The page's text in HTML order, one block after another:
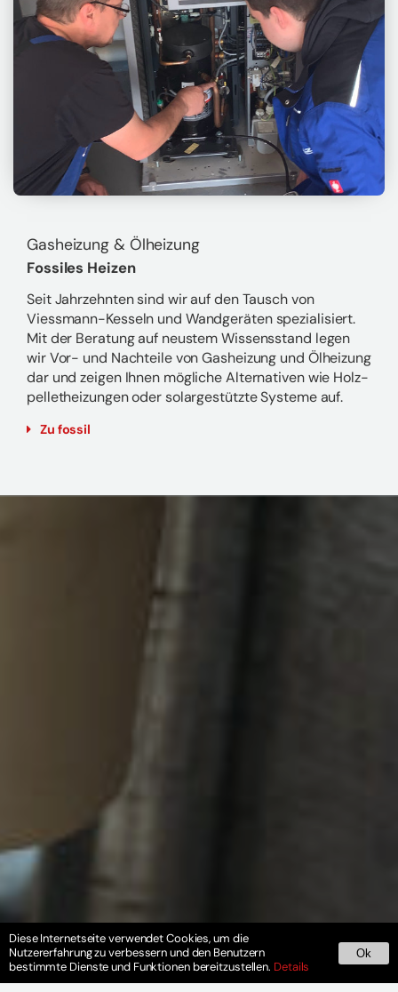
Gas­hei­zung & Öl­hei­zung
Fos­si­les Hei­zen
Seit Jahr­zehn­ten sind wir auf den Tausch von
Viessmann-​Kesseln und Wand­ge­rä­ten spe­zia­li­siert.
Mit der Be­ra­tung auf neus­tem Wis­sens­stand legen
wir Vor- und Nach­tei­le von Gas­hei­zung und Öl­hei­zung
dar und zei­gen Ihnen mög­li­che Al­ter­na­ti­ven wie Holz­
pel­let­hei­zun­gen oder so­lar­ge­stütz­te Sys­te­me auf.
Zu fos­sil
Diese Internetseite verwendet Cookies, um die
Nutzererfahrung zu verbessern und den Benutzern
bestimmte Dienste und Funktionen bereitzustellen. Details
Ok